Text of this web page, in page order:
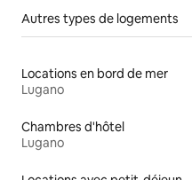
Autres types de logements
Locations en bord de mer
Lugano
Chambres d'hôtel
Lugano